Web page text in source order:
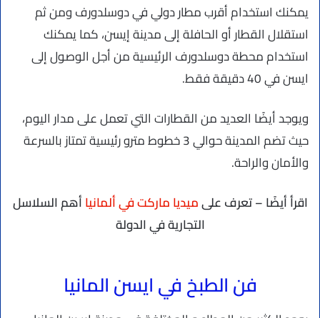
يمكنك استخدام أقرب مطار دولي في دوسلدورف ومن ثم
استقلال القطار أو الحافلة إلى مدينة إيسن، كما يمكنك
استخدام محطة دوسلدورف الرئيسية من أجل الوصول إلى
ايسن في 40 دقيقة فقط.
ويوجد أيضًا العديد من القطارات التي تعمل على مدار اليوم،
حيث تضم المدينة حوالي 3 خطوط مترو رئيسية تمتاز بالسرعة
والأمان والراحة.
اقرأ أيضًا – تعرف علىميديا ماركت في ألمانياأهم السلاسل
التجارية في الدولة
فن الطبخ في ايسن المانيا